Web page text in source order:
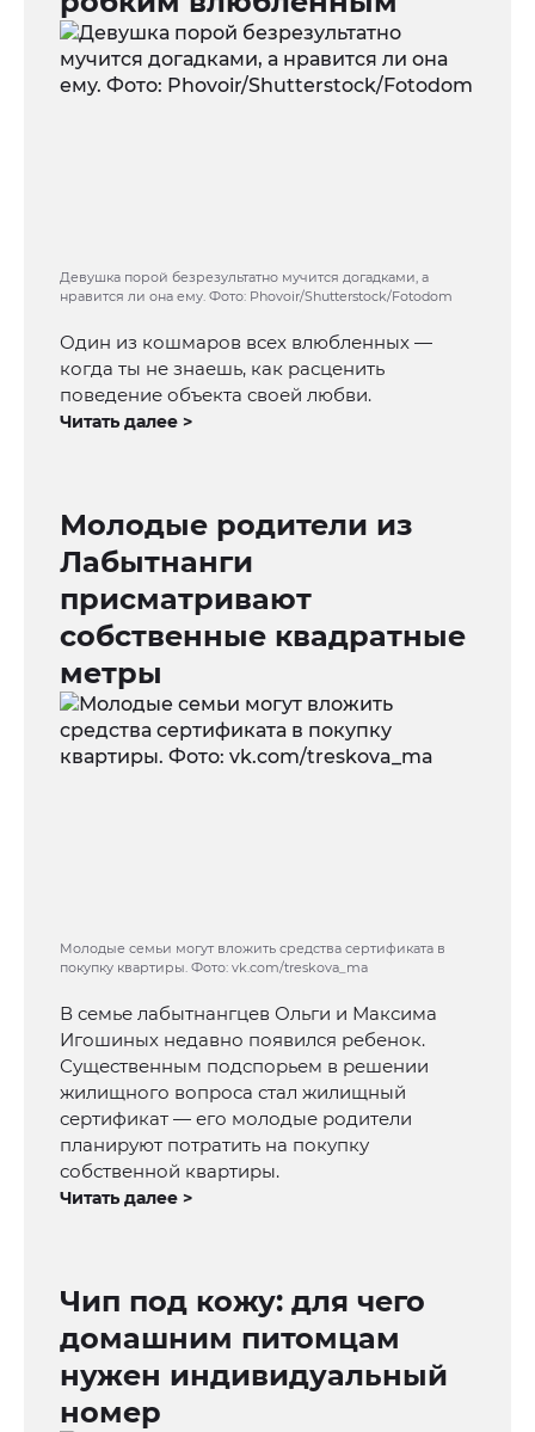
Девушка порой безрезультатно мучится догадками, а
нравится ли она ему. Фото: Phovoir/Shutterstock/Fotodom
Один из кошмаров всех влюбленных —
когда ты не знаешь, как расценить
поведение объекта своей любви.
Читать далее >
Молодые родители из
Лабытнанги
присматривают
собственные квадратные
метры
Молодые семьи могут вложить средства сертификата в
покупку квартиры. Фото: vk.com/treskova_ma
В семье лабытнангцев Ольги и Максима
Игошиных недавно появился ребенок.
Существенным подспорьем в решении
жилищного вопроса стал жилищный
сертификат — его молодые родители
планируют потратить на покупку
собственной квартиры.
Читать далее >
Чип под кожу: для чего
домашним питомцам
нужен индивидуальный
номер